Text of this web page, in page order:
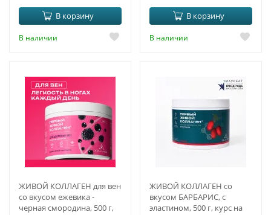
В корзину
В наличии
В корзину
В наличии
ЖИВОЙ КОЛЛАГЕН для вен
со вкусом ежевика -
черная смородина, 500 г,
ЖИВОЙ КОЛЛАГЕН со
вкусом БАРБАРИС, с
эластином, 500 г, курс на